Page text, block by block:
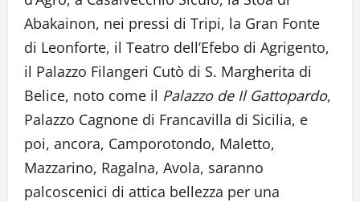
Abakainon, nei pressi di Tripi, la Gran Fonte
di Leonforte, il Teatro dell’Efebo di Agrigento,
il Palazzo Filangeri Cutò di S. Margherita di
Belice, noto come il Palazzo de Il Gattopardo,
Palazzo Cagnone di Francavilla di Sicilia, e
poi, ancora, Camporotondo, Maletto,
Mazzarino, Ragalna, Avola, saranno
palcoscenici di attica bellezza per una